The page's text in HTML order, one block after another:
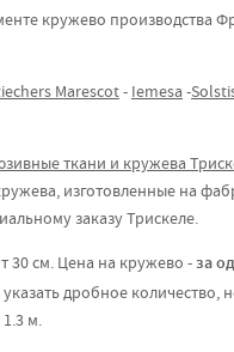
кружево производства
Marescot- Iemesa -
ткани и кружева
изготовленные на
заказу Трискеле.
30 см. Цена на кружево -за
дробное количество,
м.